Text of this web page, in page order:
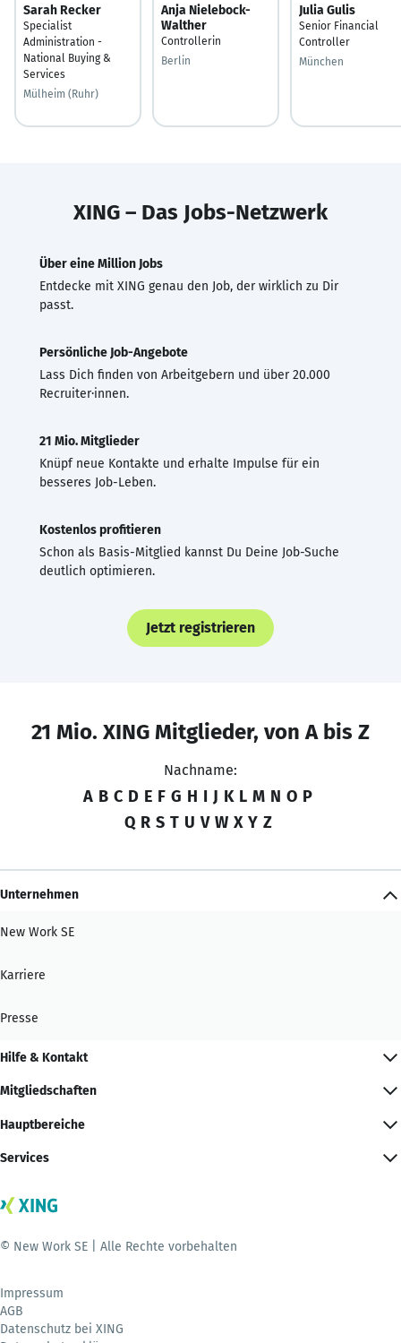
Sarah Recker
Specialist
Administration -
National Buying &
Services
Mülheim (Ruhr)
Anja Nielebock-
Walther
Controllerin
Berlin
Julia Gulis
Senior Financial
Controller
München
XING – Das Jobs-Netzwerk
Über eine Million Jobs
Entdecke mit XING genau den Job, der wirklich zu Dir
passt.
Persönliche Job-Angebote
Lass Dich finden von Arbeitgebern und über 20.000
Recruiter·innen.
21 Mio. Mitglieder
Knüpf neue Kontakte und erhalte Impulse für ein
besseres Job-Leben.
Kostenlos profitieren
Schon als Basis-Mitglied kannst Du Deine Job-Suche
deutlich optimieren.
Jetzt registrieren
21 Mio. XING Mitglieder, von A bis Z
Nachname:
A B C D E F G H I J K L M N O P
Q R S T U V W X Y Z
Unternehmen
New Work SE
Karriere
Presse
Hilfe & Kontakt
Mitgliedschaften
Hauptbereiche
Services
© New Work SE | Alle Rechte vorbehalten
Impressum
AGB
Datenschutz bei XING